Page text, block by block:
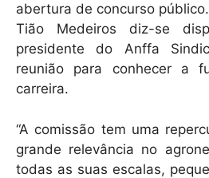
abertura de concurso público.
Tião Medeiros diz-se
presidente do Anffa
reunião para conhecer a
carreira.
“A comissão tem uma
grande relevância no
todas as suas escalas,